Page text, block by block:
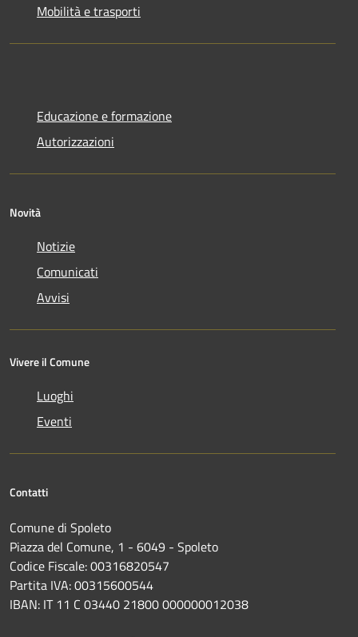
Mobilità e trasporti
Educazione e formazione
Autorizzazioni
Novità
Notizie
Comunicati
Avvisi
Vivere il Comune
Luoghi
Eventi
Contatti
Comune di Spoleto
Piazza del Comune, 1 - 6049 - Spoleto
Codice Fiscale: 00316820547
Partita IVA: 00315600544
IBAN: IT 11 C 03440 21800 000000012038